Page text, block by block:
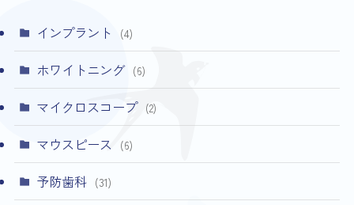
インプラント (4)
ホワイトニング (6)
マイクロスコープ (2)
マウスピース (6)
予防歯科 (31)